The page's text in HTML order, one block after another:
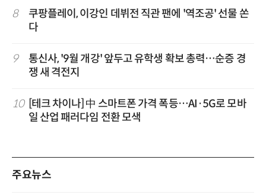
8
쿠팡플레이, 이강인 데뷔전 직관 팬에 '역조공' 선물 쏜
다
9
통신사, '9월 개강' 앞두고 유학생 확보 총력…순증 경
쟁 새 격전지
10
[테크 차이나] 中 스마트폰 가격 폭등…AI·5G로 모바
일 산업 패러다임 전환 모색
주요뉴스